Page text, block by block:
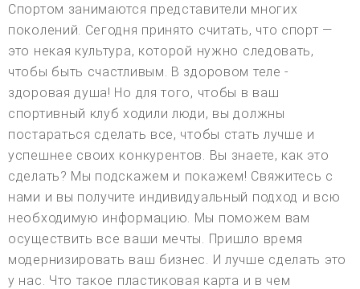
Спортом занимаются представители многих
поколений. Сегодня принято считать, что спорт —
это некая культура, которой нужно следовать,
чтобы быть счастливым. В здоровом теле -
здоровая душа! Но для того, чтобы в ваш
спортивный клуб ходили люди, вы должны
постараться сделать все, чтобы стать лучше и
успешнее своих конкурентов. Вы знаете, как это
сделать? Мы подскажем и покажем! Свяжитесь с
нами и вы получите индивидуальный подход и всю
необходимую информацию. Мы поможем вам
осуществить все ваши мечты. Пришло время
модернизировать ваш бизнес. И лучше сделать это
у нас. Что такое пластиковая карта и в чем